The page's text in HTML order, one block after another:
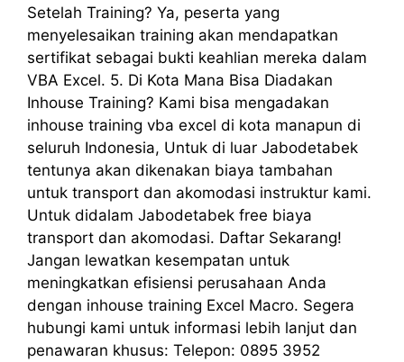
Setelah Training? Ya, peserta yang
menyelesaikan training akan mendapatkan
sertifikat sebagai bukti keahlian mereka dalam
VBA Excel. 5. Di Kota Mana Bisa Diadakan
Inhouse Training? Kami bisa mengadakan
inhouse training vba excel di kota manapun di
seluruh Indonesia, Untuk di luar Jabodetabek
tentunya akan dikenakan biaya tambahan
untuk transport dan akomodasi instruktur kami.
Untuk didalam Jabodetabek free biaya
transport dan akomodasi. Daftar Sekarang!
Jangan lewatkan kesempatan untuk
meningkatkan efisiensi perusahaan Anda
dengan inhouse training Excel Macro. Segera
hubungi kami untuk informasi lebih lanjut dan
penawaran khusus: Telepon: 0895 3952